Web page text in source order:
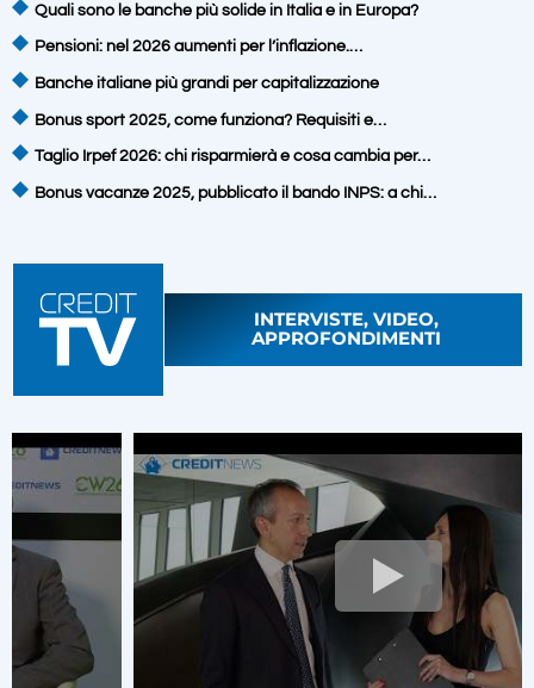
Quali sono le banche più solide in Italia e in Europa?
Pensioni: nel 2026 aumenti per l’inflazione.…
Banche italiane più grandi per capitalizzazione
Bonus sport 2025, come funziona? Requisiti e…
Taglio Irpef 2026: chi risparmierà e cosa cambia per…
Bonus vacanze 2025, pubblicato il bando INPS: a chi…
INTERVISTE, VIDEO,
APPROFONDIMENTI